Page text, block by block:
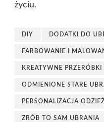
życiu.
DIY DODATKI DO
FARBOWANIE I
KREATYWNE PRZERÓBKI
ODMIENIONE STARE
PERSONALIZACJA
ZRÓB TO SAM UBRANIA